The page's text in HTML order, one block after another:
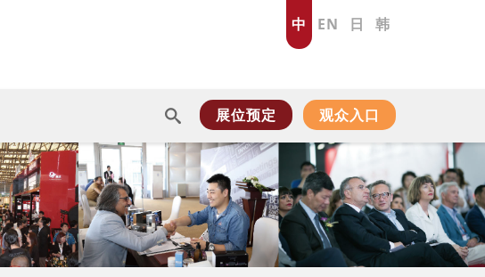
中 EN 日 韩
展位预定 观众入口